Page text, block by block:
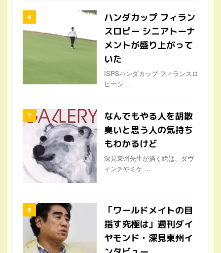
ハンダカップ フィラン
スロピー シニアトーナ
メントが盛り上がって
いた
ISPSハンダカップ フィランスロ
ピーシ ...
なんでもやる人を胡散
臭いと思う人の気持ち
もわかるけど
深見東州先生が描く絵は、ダヴ
ィンチやミケ ...
「ワールドメイトの目
指す究極は」週刊ダイ
ヤモンド・深見東州イ